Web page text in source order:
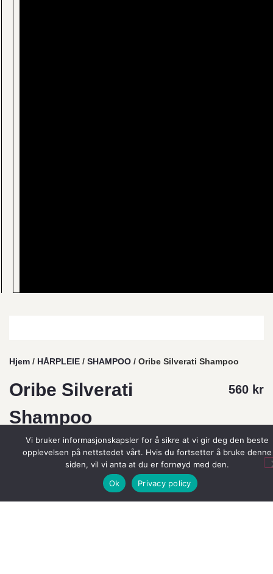
Hjem / HÅRPLEIE / SHAMPOO / Oribe Silverati Shampoo
Oribe Silverati
Shampoo
Merkevarer:Oribe
560 kr
3 på lager (kan også restbestilles)
Legg I Handlekurv
Vi bruker informasjonskapsler for å sikre at vi gir deg den beste
opplevelsen på nettstedet vårt. Hvis du fortsetter å bruke denne
siden, vil vi anta at du er fornøyd med den.
Ok
Privacy policy